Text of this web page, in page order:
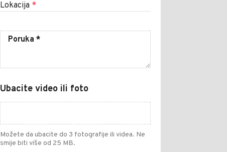
Lokacija *
Ubacite video ili foto
Možete da ubacite do 3 fotografije ili videa. Ne
smije biti više od 25 MB.